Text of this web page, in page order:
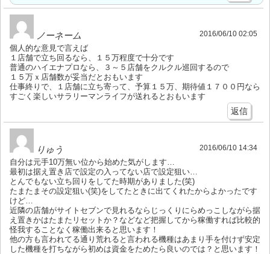
ノーネーム 2016/06/10 02:05
個人的な意見で言えば
１店舗で立ち回るなら、１５万程度で十分です
普通のハイエナプロなら、３～５店舗をクルクル巡回するので
１５万ｘ店舗数が妥当だとおもいます
仕事終りで、１店舗に立ち寄って、予算１５万、期待値１７００円なら
すごく楽しいサラリーマンライフが送れるとおもいます
返信
りゅう 2016/06/10 14:34
自分は元手10万無い位から始めた気がします…
最初は据え置き店で設定の入ってない店で設定狙い…
とんでもない立ち回りをしてた時期がありました(笑)
たまたまその設定狙い(笑)をしてたときに出てくれたからよかったです
けど…
近隣の店舗がサイトセブンで見れるならじっくりにらめっこしながら据
え置きかはたまたリセットか？などなど把握してから稼働すれば比較的
怪我することなく稼働出来ると思います！
他の方も言われてる通り荒れると言われる機種はあまり手を付けず安定
した機種を打ちながら初めは資金をためたら良いのでは？と思います！